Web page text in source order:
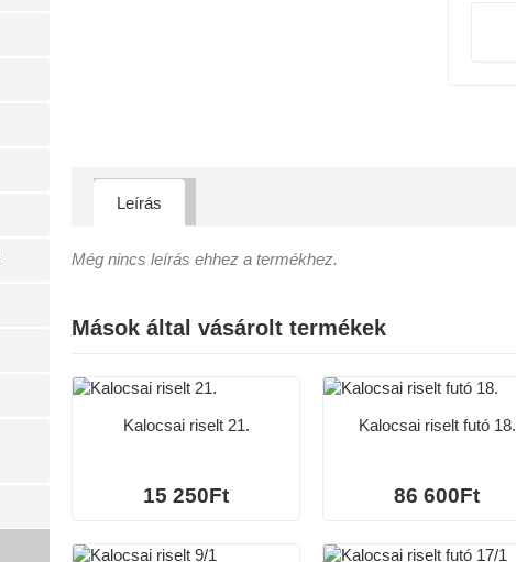
Leírás
Még nincs leírás ehhez a termékhez.
Mások által vásárolt termékek
Kalocsai riselt 21.
15 250Ft
Kalocsai riselt futó 18.
86 600Ft